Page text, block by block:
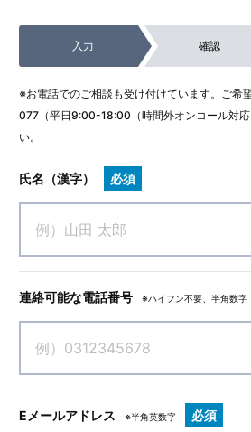
入力 確認
※お電話でのご相談も受け付けています。ご希望
077 （平日9:00-18:00（時間外オンコール対
い。
氏名（漢字） 必須
連絡可能な電話番号 ※ハイフン不要、半角数字
Eメールアドレス ※半角英数字 必須